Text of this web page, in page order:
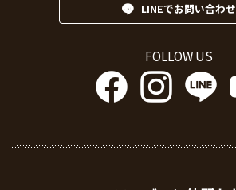
LINEでお問い合わせ
FOLLOW US